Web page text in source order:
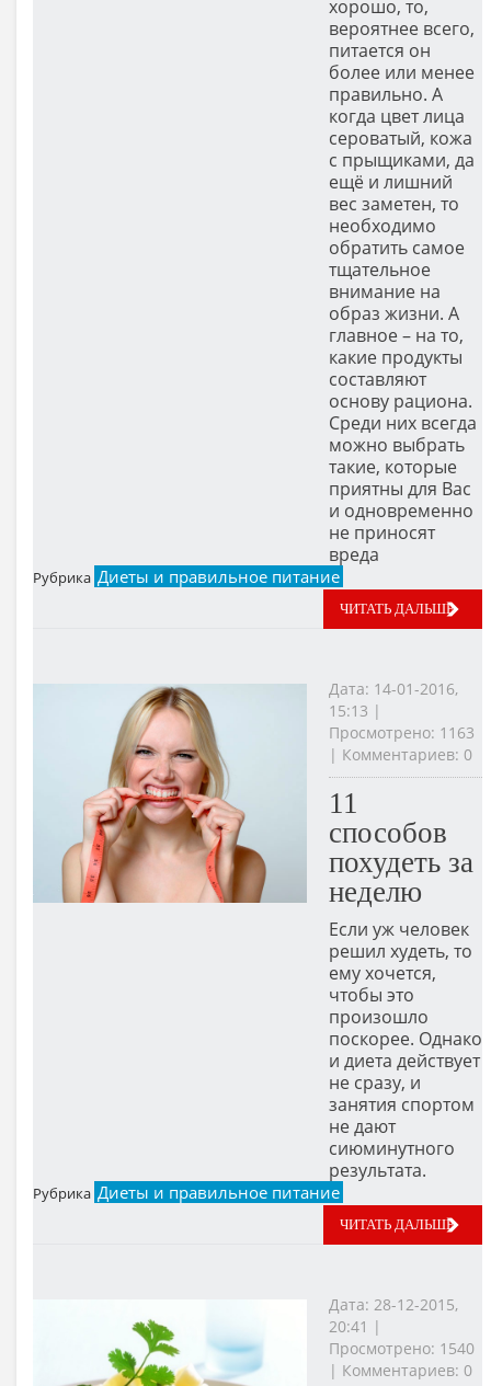
хорошо, то,
вероятнее всего,
питается он
более или менее
правильно. А
когда цвет лица
сероватый, кожа
с прыщиками, да
ещё и лишний
вес заметен, то
необходимо
обратить самое
тщательное
внимание на
образ жизни. А
главное – на то,
какие продукты
составляют
основу рациона.
Среди них всегда
можно выбрать
такие, которые
приятны для Вас
и одновременно
не приносят
вреда
Рубрика Диеты и правильное питание
ЧИТАТЬ ДАЛЬШЕ
Дата: 14-01-2016,
15:13 |
Просмотрено: 1163
| Комментариев: 0
11
способов
похудеть за
неделю
Если уж человек
решил худеть, то
ему хочется,
чтобы это
произошло
поскорее. Однако
и диета действует
не сразу, и
занятия спортом
не дают
сиюминутного
результата.
Рубрика Диеты и правильное питание
ЧИТАТЬ ДАЛЬШЕ
Дата: 28-12-2015,
20:41 |
Просмотрено: 1540
| Комментариев: 0